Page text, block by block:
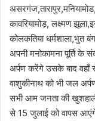
कावरियामोड़, लक्ष्मण
कोलकतिया धर्मशाला,भुत
अपनी मनोकामना पूर्ति के
अर्पण करेंगे उसके बाद वहाँ
वाशुकीनाथ को भी जल
सभी आम जनता की खुशहाली
से 15 जुलाई को वापस